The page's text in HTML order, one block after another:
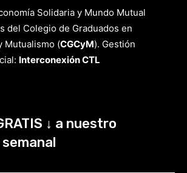
Solidaria y Mundo Mutual
del Colegio de Graduados en
Mutualismo (CGCyM). Gestión
Interconexión CTL
↓ a nuestro